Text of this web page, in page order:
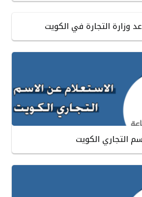
وزارة التجارة في الكويت
التجاري الكويت